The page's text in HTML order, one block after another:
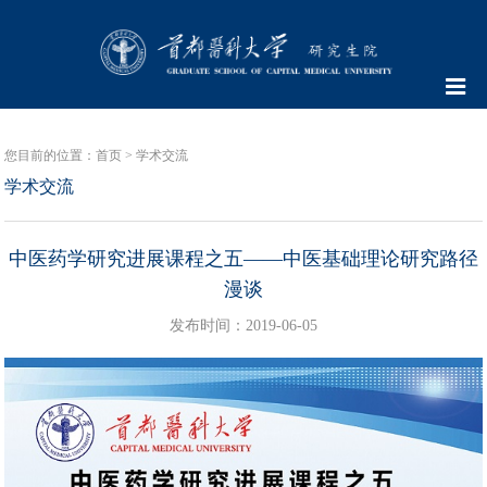
您目前的位置：首页 >学术交流
学术交流
中医药学研究进展课程之五——中医基础理论研究路径
漫谈
发布时间：2019-06-05